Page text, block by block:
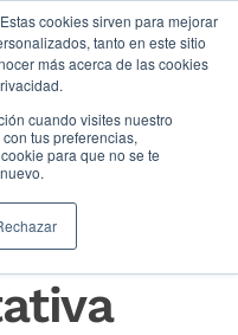
cookies sirven para mejorar
tanto en este sitio
más acerca de las cookies
cuando visites nuestro
tus preferencias,
para que no se te
VS